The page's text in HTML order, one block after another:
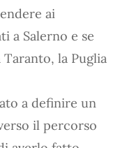
ai
a Salerno e se
la Puglia
a definire un
il percorso